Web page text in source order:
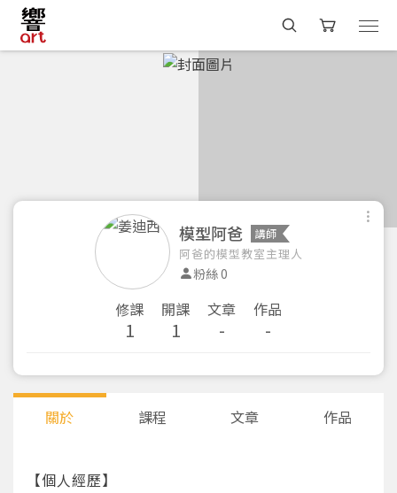
模型阿爸 講師
阿爸的模型教室主理人
粉絲 0
修課
1
開課
1
文章
-
作品
-
關於 課程 文章 作品
【個人經歷】